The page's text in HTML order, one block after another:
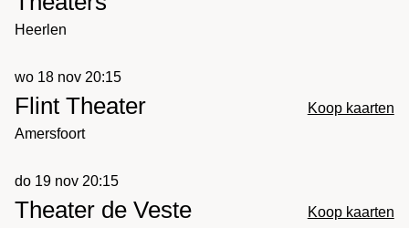
Heerlen
wo 18 nov 20:15
Flint Theater
Amersfoort
Koop kaarten
do 19 nov 20:15
Theater de Veste Koop kaarten